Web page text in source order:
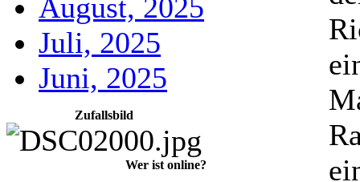
August, 2025
Juli, 2025
Juni, 2025
Zufallsbild
Wer ist online?